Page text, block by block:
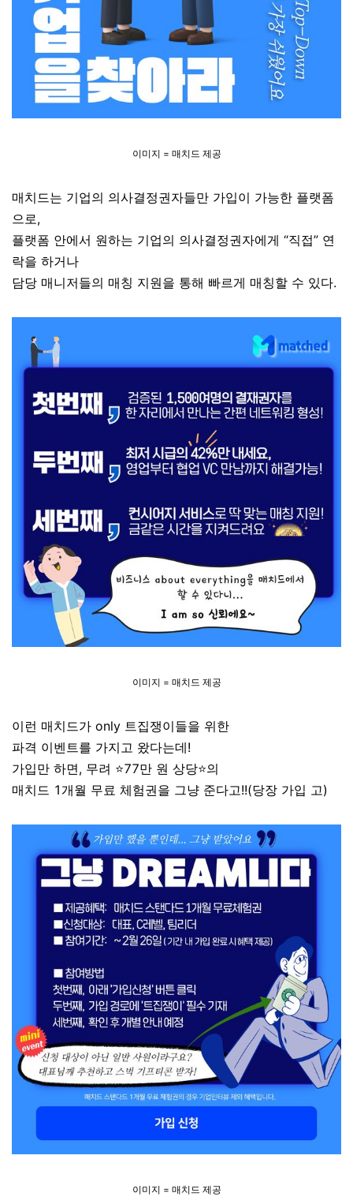
이미지 = 매치드 제공
매치드는 기업의 의사결정권자들만 가입이 가능한 플랫폼
으로,
플랫폼 안에서 원하는 기업의 의사결정권자에게 “직접” 연
락을 하거나
담당 매니저들의 매칭 지원을 통해 빠르게 매칭할 수 있다.
이미지 = 매치드 제공
이런 매치드가 only 트집쟁이들을 위한
파격 이벤트를 가지고 왔다는데!
가입만 하면, 무려 ⭐77만 원 상당⭐의
매치드 1개월 무료 체험권을 그냥 준다고!!(당장 가입 고)
이미지 = 매치드 제공